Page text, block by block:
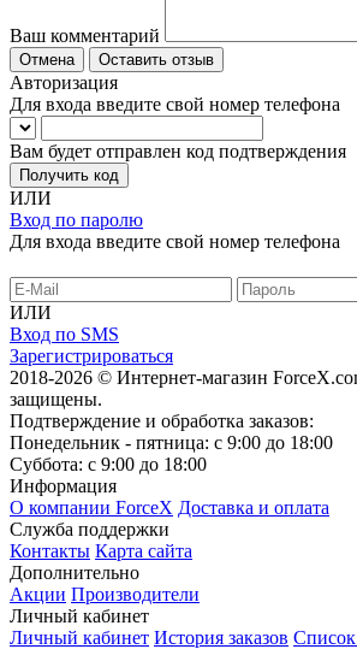
Ваш комментарий
Отмена Оставить отзыв
Авторизация
Для входа введите свой номер телефона
Вам будет отправлен код подтверждения
Получить код
ИЛИ
Вход по паролю
Для входа введите свой номер телефона
ИЛИ
Вход по SMS
Зарегистрироваться
2018-2026 © Интернет-магазин
защищены.
Подтверждение и обработка заказов:
Понедельник - пятница: с 9:00 до 18:00
Суббота: с 9:00 до 18:00
Информация
О компании ForceX Доставка и оплата
Служба поддержки
Контакты Карта сайта
Дополнительно
Акции Производители
Личный кабинет
Личный кабинет История заказов